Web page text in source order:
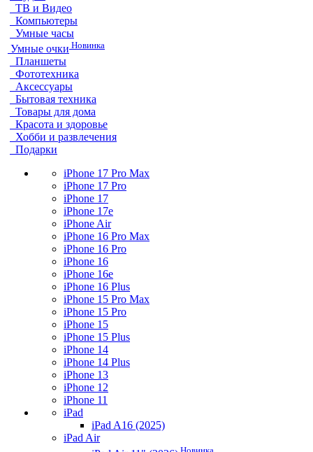
ТВ и Видео
Компьютеры
Умные часы
Умные очки Новинка
Планшеты
Фототехника
Аксессуары
Бытовая техника
Товары для дома
Красота и здоровье
Хобби и развлечения
Подарки
iPhone 17 Pro Max
iPhone 17 Pro
iPhone 17
iPhone 17e
iPhone Air
iPhone 16 Pro Max
iPhone 16 Pro
iPhone 16
iPhone 16e
iPhone 16 Plus
iPhone 15 Pro Max
iPhone 15 Pro
iPhone 15
iPhone 15 Plus
iPhone 14
iPhone 14 Plus
iPhone 13
iPhone 12
iPhone 11
iPad
iPad A16 (2025)
iPad Air
Новинка